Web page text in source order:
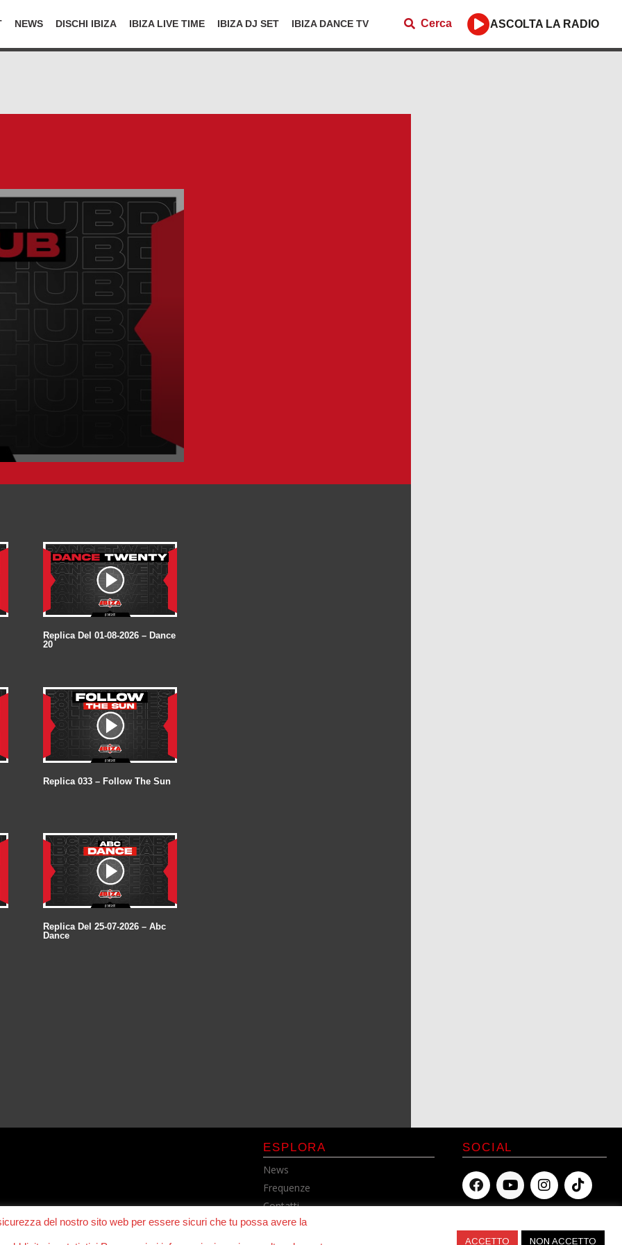
NEWS DISCHI IBIZA IBIZA LIVE TIME IBIZA DJ SET IBIZA DANCE TV Cerca ASCOLTA LA RADIO
Replica Del 01-08-2026 – Dance
20
Replica 033 – Follow The Sun
Replica Del 25-07-2026 – Abc
Dance
ESPLORA
News
Frequenze
Contatti
Cookie Policy
Privacy Policy
SOCIAL
del nostro sito web per essere sicuri che tu possa avere la
ACCETTO NON ACCETTO